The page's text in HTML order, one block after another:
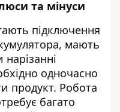
та мінуси
підключення
мають
одночасно
продукт. Робота
багато